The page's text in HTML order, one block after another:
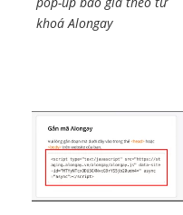
khoá Alongay